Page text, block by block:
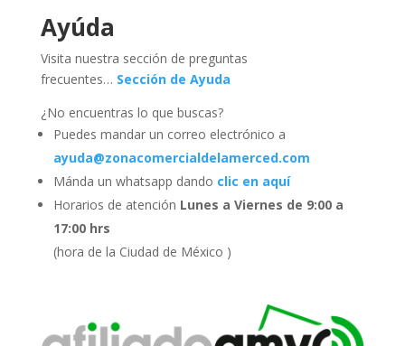
Ayúda
Visita nuestra sección de preguntas
frecuentes… Sección de Ayuda
¿No encuentras lo que buscas?
Puedes mandar un correo electrónico a
ayuda@zonacomercialdelamerced.com
Mánda un whatsapp dando clic en aquí
Horarios de atención Lunes a Viernes de 9:00 a
17:00 hrs
(hora de la Ciudad de México )